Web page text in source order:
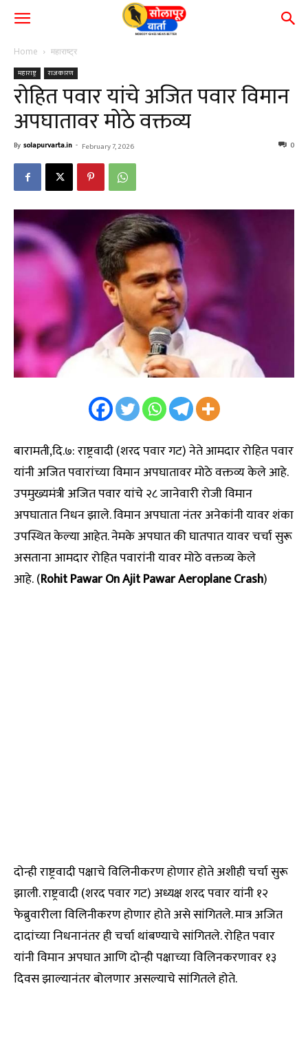
Home महाराष्ट्र
महाराष्ट्र राजकारण
रोहित पवार यांचे अजित पवार विमान
अपघातावर मोठे वक्तव्य
By solapurvarta.in - February 7, 2026 0
बारामती,दि.७: राष्ट्रवादी (शरद पवार गट) नेते आमदार रोहित पवार
यांनी अजित पवारांच्या विमान अपघातावर मोठे वक्तव्य केले आहे.
उपमुख्यमंत्री अजित पवार यांचे २८ जानेवारी रोजी विमान
अपघातात निधन झाले. विमान अपघाता नंतर अनेकांनी यावर शंका
उपस्थित केल्या आहेत. नेमके अपघात की घातपात यावर चर्चा सुरू
असताना आमदार रोहित पवारांनी यावर मोठे वक्तव्य केले
आहे. (Rohit Pawar On Ajit Pawar Aeroplane Crash)
दोन्ही राष्ट्रवादी पक्षाचे विलिनीकरण होणार होते अशीही चर्चा सुरू
झाली. राष्ट्रवादी (शरद पवार गट) अध्यक्ष शरद पवार यांनी १२
फेब्रुवारीला विलिनीकरण होणार होते असे सांगितले. मात्र अजित
दादांच्या निधनानंतर ही चर्चा थांबण्याचे सांगितले. रोहित पवार
यांनी विमान अपघात आणि दोन्ही पक्षाच्या विलिनकरणावर १३
दिवस झाल्यानंतर बोलणार असल्याचे सांगितले होते.